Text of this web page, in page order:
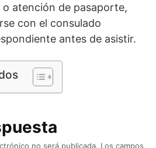
atención de pasaporte,
con el consulado
antes de asistir.
no será publicada. Los campos